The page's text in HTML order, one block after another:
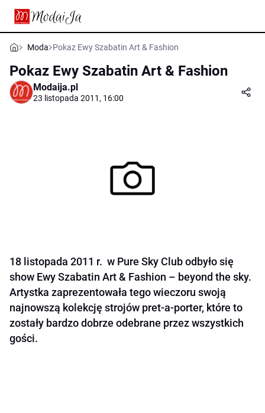
Moda Pokaz Ewy Szabatin Art & Fashion
Pokaz Ewy Szabatin Art & Fashion
Modaija.pl
23 listopada 2011, 16:00
18 listopada 2011 r. w Pure Sky Club odbyło się
show Ewy Szabatin Art & Fashion – beyond the sky.
Artystka zaprezentowała tego wieczoru swoją
najnowszą kolekcję strojów pret-a-porter, które to
zostały bardzo dobrze odebrane przez wszystkich
gości.